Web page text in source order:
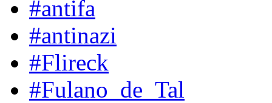
#antifa
#antinazi
#Flireck
#Fulano_de_Tal